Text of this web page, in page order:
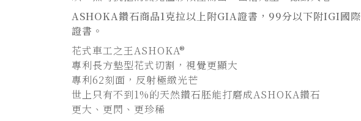
ASHOKA鑽石商品1克拉以上附GIA證書，99分以下附IGI國際
證書。
花式車工之王ASHOKA®
專利長方墊型花式切割，視覺更顯大
專利62刻面，反射極緻光芒
世上只有不到1%的天然鑽石胚能打磨成ASHOKA鑽石
更大、更閃、更珍稀